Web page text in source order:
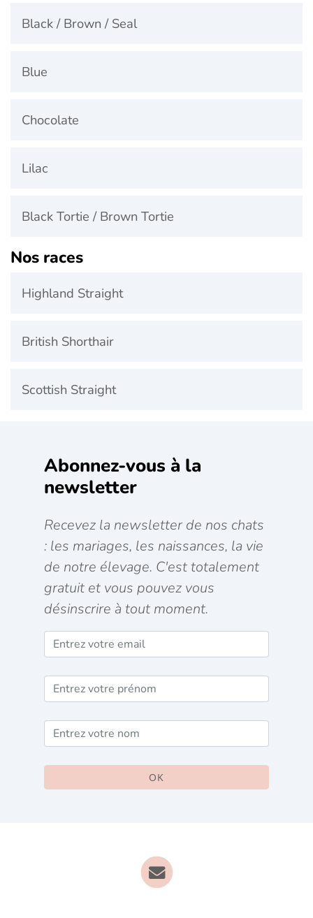
Black / Brown / Seal
Blue
Chocolate
Lilac
Black Tortie / Brown Tortie
Nos races
Highland Straight
British Shorthair
Scottish Straight
Abonnez-vous à la
newsletter
Recevez la newsletter de nos chats
: les mariages, les naissances, la vie
de notre élevage. C'est totalement
gratuit et vous pouvez vous
désinscrire à tout moment.
OK